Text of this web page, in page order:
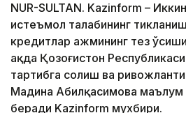
NUR-SULTAN. Kazinform –
истеъмол талабининг
кредитлар ҳажмининг тез
ҳақда Қозоғистон
тартибга солиш ва
Мадина Абилқасимова маълум
беради Kazinform мухбири.